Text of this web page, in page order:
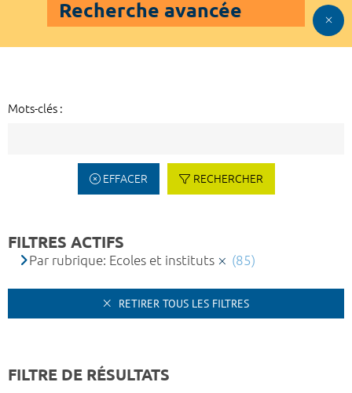
Recherche avancée
Mots-clés :
EFFACER RECHERCHER
FILTRES ACTIFS
Par rubrique: Ecoles et instituts (85)
RETIRER TOUS LES FILTRES
FILTRE DE RÉSULTATS